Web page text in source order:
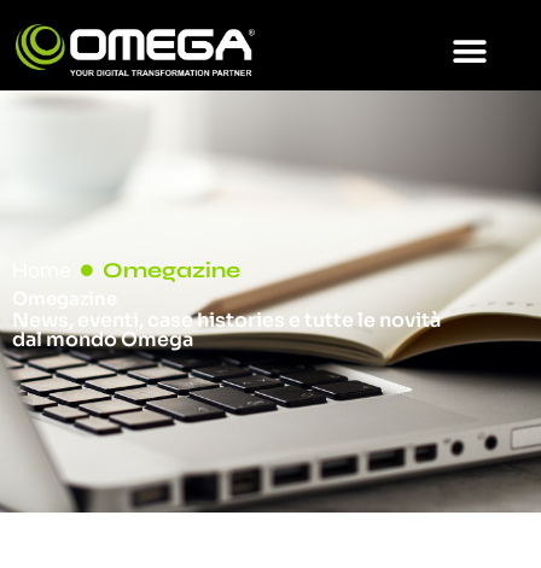
Omegazine
News, eventi, case histories e tutte le novità
dal mondo Omega